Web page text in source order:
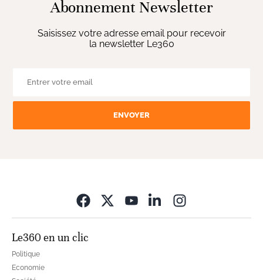
Abonnement Newsletter
Saisissez votre adresse email pour recevoir
la newsletter Le360
ENVOYER
Le360 en un clic
Politique
Economie